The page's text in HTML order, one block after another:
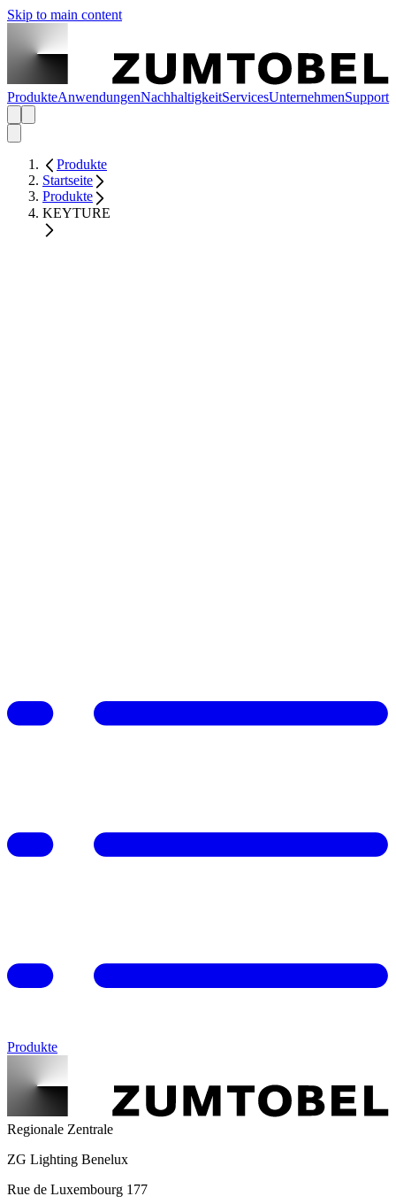
Skip to main content
ProdukteAnwendungenNachhaltigkeitServicesUnternehmenSupport
Produkte
Startseite
Produkte
KEYTURE
Produkte
Regionale Zentrale
ZG Lighting Benelux
Rue de Luxembourg 177